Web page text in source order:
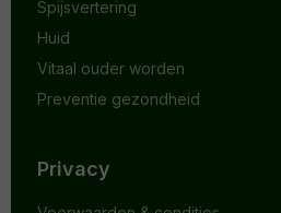
Spijsvertering
Huid
Vitaal ouder worden
Preventie gezondheid
Privacy